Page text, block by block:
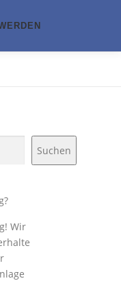
Suchen
Wir